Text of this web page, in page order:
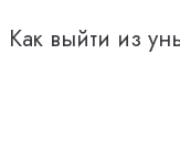
Как выйти из